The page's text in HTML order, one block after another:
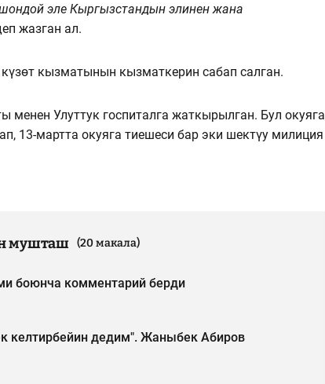
эле Кыргызстандын элинен жана
жазган ал.
кызматынын кызматкерин сабап салган.
Улуттук госпиталга жаткырылган. Бул окуяга
13-мартта окуяга тиешеси бар эки шектүу милиция
мушташ (20 макала)
боюнча комментарий берди
келтирбейин дедим". Жаныбек Абиров